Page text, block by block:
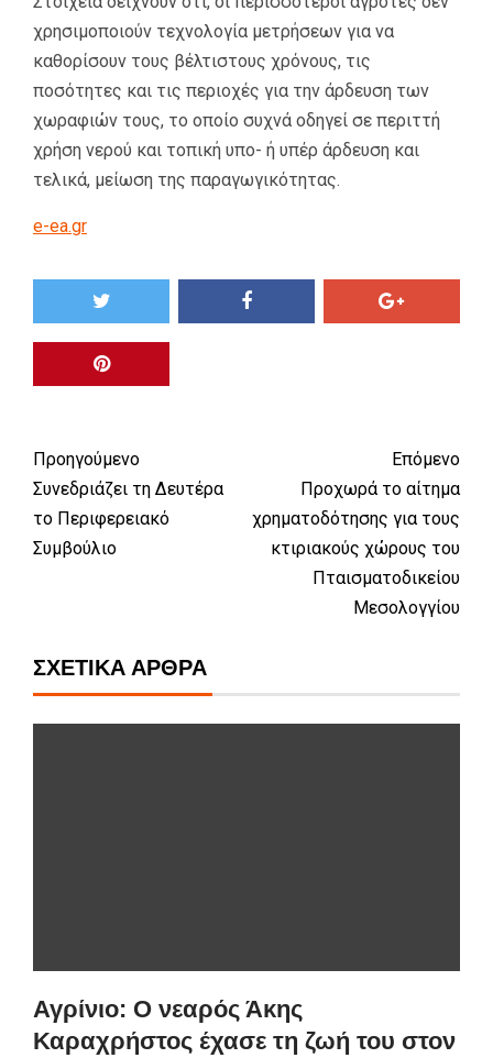
χρησιμοποιούν τεχνολογία μετρήσεων για να
καθορίσουν τους βέλτιστους χρόνους, τις
ποσότητες και τις περιοχές για την άρδευση των
χωραφιών τους, το οποίο συχνά οδηγεί σε περιττή
χρήση νερού και τοπική υπο- ή υπέρ άρδευση και
τελικά, μείωση της παραγωγικότητας.
e-ea.gr
Προηγούμενο
Συνεδριάζει τη Δευτέρα
το Περιφερειακό
Συμβούλιο
Επόμενο
Προχωρά το αίτημα
χρηματοδότησης για τους
κτιριακούς χώρους του
Πταισματοδικείου
Μεσολογγίου
ΣΧΕΤΙΚΆ ΆΡΘΡΑ
Αγρίνιο: Ο νεαρός Άκης
Καραχρήστος έχασε τη ζωή του στον